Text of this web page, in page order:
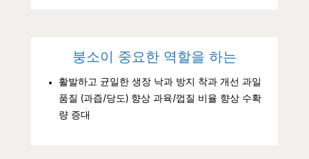
붕소이 중요한 역할을 하는
활발하고 균일한 생장 낙과 방지 착과 개선 과일
품질 (과즙/당도) 향상 과육/껍질 비율 향상 수확
량 증대